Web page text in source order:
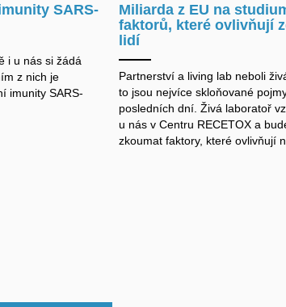
SARS-
i u nás si žádá
z nich je
imunity SARS-
Miliarda z EU na
faktorů, které ovlivňují
lidí
Partnerství a living lab neboli
to jsou nejvíce skloňované
posledních dní. Živá laboratoř
u nás v Centru RECETOX a
zkoumat faktory, které ovlivňují